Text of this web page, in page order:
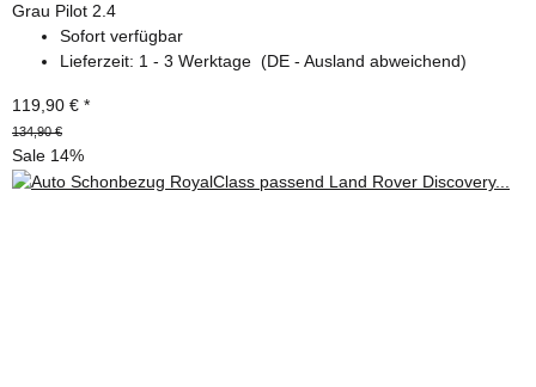
Grau Pilot 2.4
Sofort verfügbar
Lieferzeit: 1 - 3 Werktage (DE - Ausland abweichend)
119,90 € *
134,90 €
Sale 14%